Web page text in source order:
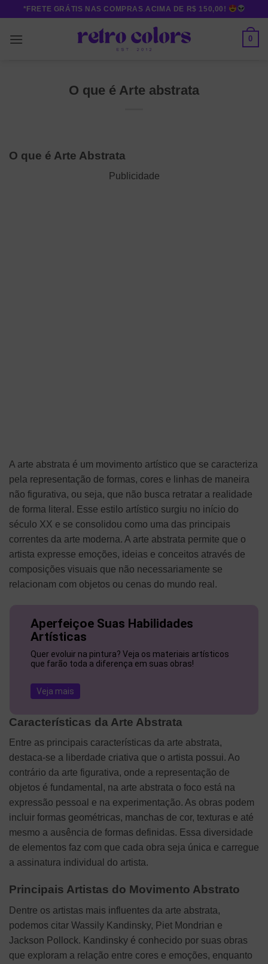
content
*FRETE GRÁTIS NAS COMPRAS ACIMA DE R$ 150,00!
0
O que é Arte abstrata
O que é Arte Abstrata
Publicidade
A arte abstrata é um movimento artístico que se caracteriza
pela representação de formas, cores e linhas de maneira
não figurativa, ou seja, que não busca retratar a realidade
de forma literal. Esse estilo artístico surgiu no início do
século XX e se consolidou como uma das principais
correntes da arte moderna. A arte abstrata permite que o
artista expresse emoções, ideias e conceitos através de
composições visuais que não necessariamente se
relacionam com objetos ou cenas do mundo real.
Aperfeiçoe Suas Habilidades
Artísticas
Quer evoluir na pintura? Veja os materiais artísticos
que farão toda a diferença em suas obras!
Veja mais
Características da Arte Abstrata
Entre as principais características da arte abstrata,
destaca-se a liberdade criativa que o artista possui. Ao
contrário da arte figurativa, onde a representação de
objetos é fundamental, na arte abstrata o foco está na
expressão pessoal e na experimentação. As obras podem
incluir formas geométricas, manchas de cor, texturas e até
mesmo a ausência de formas definidas. Essa diversidade
de elementos faz com que cada obra seja única e carregue
a assinatura individual do artista.
Principais Artistas do Movimento Abstrato
Dentre os artistas mais influentes da arte abstrata,
podemos citar Wassily Kandinsky, Piet Mondrian e
Jackson Pollock. Kandinsky é conhecido por suas obras
que exploram a relação entre cores e emoções, enquanto